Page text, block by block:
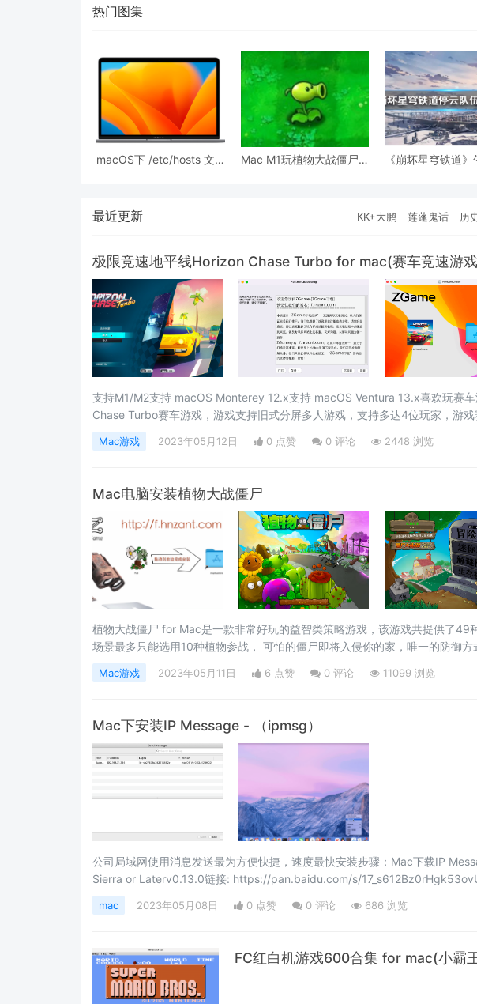
热门图集
macOS下 /etc/hosts 文
Mac M1玩植物大战僵尸-
《崩坏星穹铁道》
最近更新 KK+大鹏 莲蓬鬼话 历
极限竞速地平线Horizon Chase Turbo for mac(赛车竞速游
支持M1/M2支持 macOS Monterey 12.x支持 macOS Ventura 13.x喜欢玩赛
Chase Turbo赛车游戏，游戏支持旧式分屏多人游戏，支持多达4位玩家，游
验感，喜欢赛车竞速游戏的朋友一定不要错过这款经典街机游戏！极限竞速地
镜像包，将左侧文件拖动到右侧应用程序中即可。Horizon Chase Turbo for
Mac游戏 2023年05月12日 0 点赞 0 评论 2448 浏览
Mac电脑安装植物大战僵尸
植物大战僵尸 for Mac是一款非常好玩的益智类策略游戏，该游戏共提供了49
场景最多只能选用10种植物参战， 可怕的僵尸即将入侵你的家，唯一的防御
挑选与你并肩奋斗的植物，一起对抗僵尸吧！植物大战僵尸mac版安装教程将
【Applicatios】应用程序中进行安装，即可使用。
Mac游戏 2023年05月11日 6 点赞 0 评论 11099 浏览
Mac下安装IP Message - （ipmsg）
公司局域网使用消息发送最为方便快捷，速度最快安装步骤：Mac下载IP
Sierra or Laterv0.13.0链接: https://pan.baidu.com/s/
Mountain Lion to OS X 10.11 El Capi
mac 2023年05月08日 0 点赞 0 评论 686 浏览
FC红白机游戏600合集 for mac(小霸